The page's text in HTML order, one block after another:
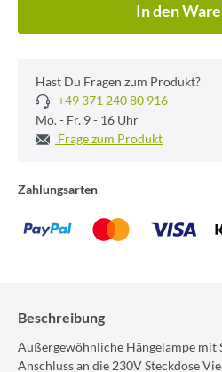
In den
Hast Du Fragen zum Produkt?
+49 371 240 80 916
Mo. - Fr. 9 - 16 Uhr
Frage zum Produkt
Zahlungsarten
Beschreibung
Außergewöhnliche Hängelampe mit
Anschluss an die 230V Steckdose